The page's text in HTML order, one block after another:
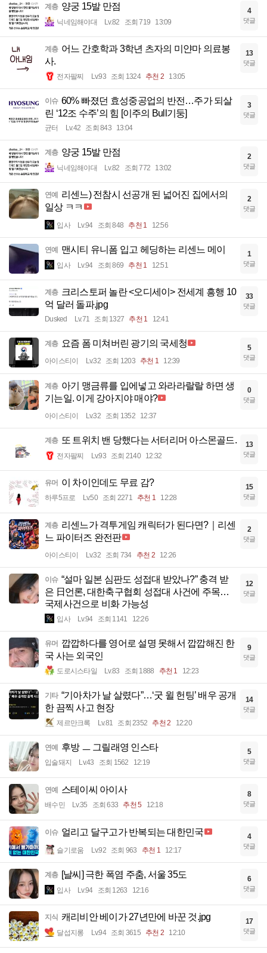
계층 양궁 15발 만점
닉네임해야대 Lv.82 조회 719 13:09
4
댓글
계층 어느 간호학과 3학년 츠자의 미얀마 의료봉
사.
전자팔찌 Lv.93 조회 1324 추천 2 13:05
13
댓글
이슈 60% 빠졌던 효성중공업의 반전…주가 되살
린 ‘12조 수주’의 힘 [이주의 Bull기둥]
균터 Lv.42 조회 843 13:04
3
댓글
계층 양궁 15발 만점
닉네임해야대 Lv.82 조회 772 13:02
2
댓글
연예 리센느) 전참시 선공개 된 넓어진 집에서의
일상 ㅋㅋ
입사 Lv.94 조회 848 추천 1 12:56
2
댓글
연예 맨시티 유니폼 입고 헤딩하는 리센느 메이
입사 Lv.94 조회 869 추천 1 12:51
1
댓글
계층 크리스토퍼 놀란 <오디세이> 전세계 흥행 10
억 달러 돌파.jpg
Dusked Lv.71 조회 1327 추천 1 12:41
33
댓글
계층 요즘 폼 미쳐버린 광기의 국세청
아이스티이 Lv.32 조회 1203 추천 1 12:39
5
댓글
계층 아기 맹금류를 입에넣고 와라라랄랄 하면 생
기는일. 이게 강아지야 매야?
아이스티이 Lv.32 조회 1352 12:37
0
댓글
계층 또 트위치 밴 당했다는 서터리머 아스몬골드.
전자팔찌 Lv.93 조회 2140 12:32
13
댓글
유머 이 차이인데도 무료 감?
하루5프로 Lv.50 조회 2271 추천 1 12:28
15
댓글
계층 리센느가 격투게임 캐릭터가 된다면?｜리센
느 파이터즈 완전판
아이스티이 Lv.32 조회 734 추천 2 12:26
2
댓글
이슈 “설마 일본 심판도 성접대 받았나?” 충격 받
은 日언론, 대한축구협회 성접대 사건에 주목…
국제사건으로 비화 가능성
입사 Lv.94 조회 1141 12:26
12
댓글
유머 깝깝하다를 영어로 설명 못해서 깝깝해진 한
국 사는 외국인
도로시스타일 Lv.83 조회 1888 추천 1 12:23
9
댓글
기타 “기아차가 날 살렸다”…‘굿 윌 헌팅’ 배우 공개
한 끔찍 사고 현장
제르만크록 Lv.81 조회 2352 추천 2 12:20
14
댓글
연예 후방 ㅡ 그릴래영 인스타
입술돼지 Lv.43 조회 1562 12:19
5
댓글
연예 스테이씨 아이사
배수민 Lv.35 조회 633 추천 5 12:18
8
댓글
이슈 얼리고 달구고가 반복되는 대한민국
슬기로움 Lv.92 조회 963 추천 1 12:17
4
댓글
계층 [날씨] 극한 폭염 주춤, 서울 35도
입사 Lv.94 조회 1263 12:16
6
댓글
지식 캐리비안 베이가 27년만에 바꾼 것.jpg
달섭지롱 Lv.94 조회 3615 추천 2 12:10
17
댓글